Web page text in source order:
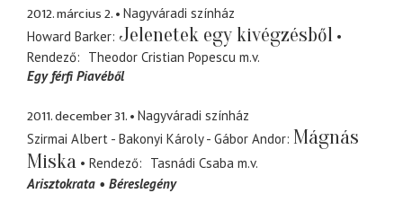
2012. március 2.
Nagyváradi színház
Howard Barker Jelenetek egy kivégzésből
Rendező Theodor Cristian Popescu m.v.
Egy férfi Piavéből
2011. december 31.
Nagyváradi színház
Szirmai Albert - Bakonyi Károly - Gábor Andor Mágnás
Miska
Rendező Tasnádi Csaba m.v.
Arisztokrata
Béreslegény